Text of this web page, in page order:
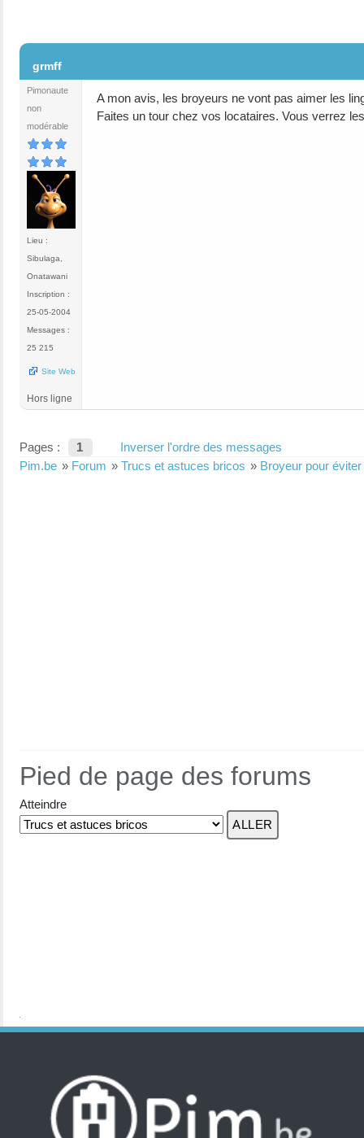
grmff
Pimonaute
non
modérable
Lieu :
Sibulaga,
Onatawani
Inscription :
25-05-2004
Messages :
25 215
Site Web
A mon avis, les broyeurs ne vont pas aimer les
Faites un tour chez vos locataires. Vous verrez
Hors ligne
Pages : 1
Inverser l'ordre des messages
Pim.be » Forum » Trucs et astuces bricos » Broyeur pour
Pied de page des forums
Atteindre